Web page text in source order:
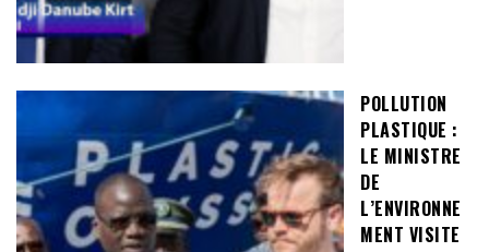
POLLUTION
PLASTIQUE :
LE MINISTRE
DE
L’ENVIRONNE
MENT VISITE